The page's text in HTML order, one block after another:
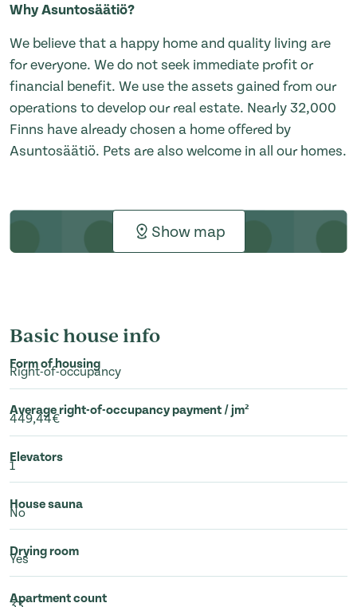
Why Asuntosäätiö?
We believe that a happy home and quality living are
for everyone. We do not seek immediate profit or
financial benefit. We use the assets gained from our
operations to develop our real estate. Nearly 32,000
Finns have already chosen a home offered by
Asuntosäätiö. Pets are also welcome in all our homes.
Show map
Basic house info
Form of housing
Right-of-occupancy
Average right-of-occupancy payment / jm²
449,44€
Elevators
1
House sauna
No
Drying room
Yes
Apartment count